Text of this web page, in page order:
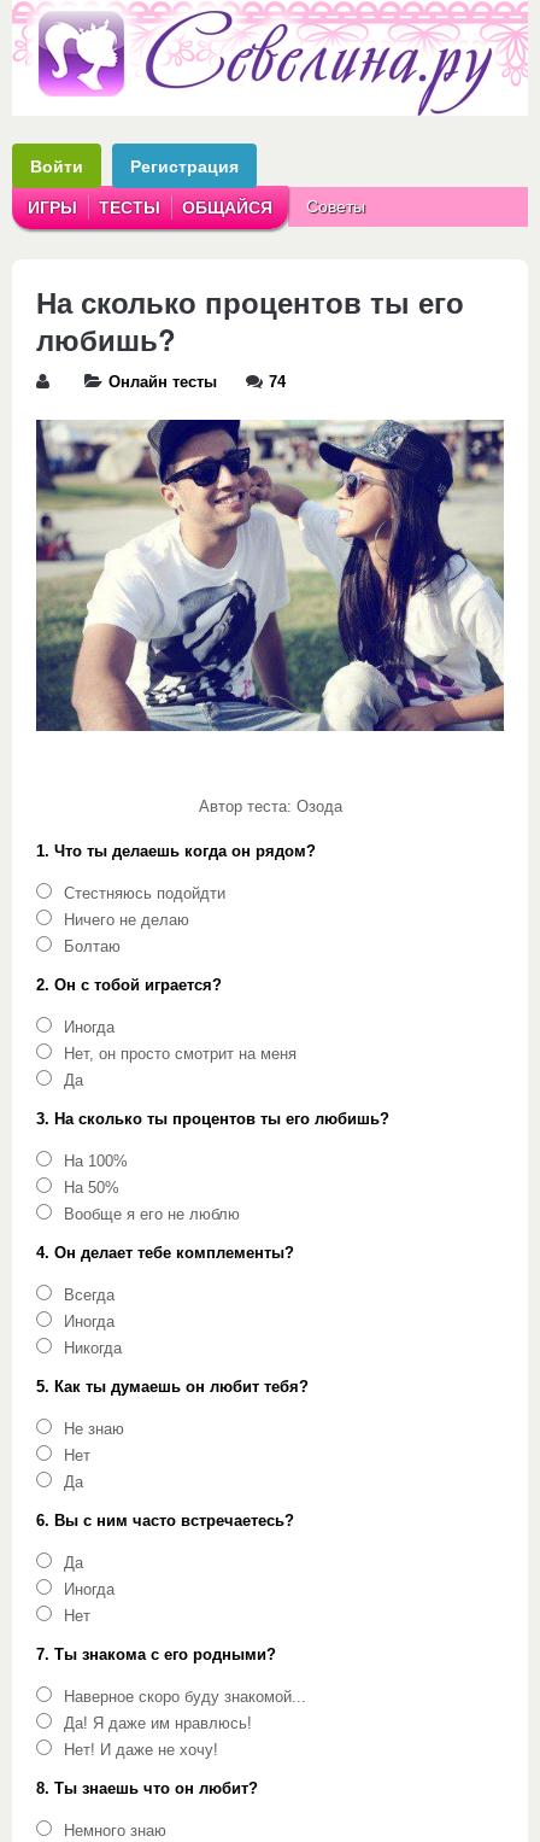
Войти Регистрация
ИГРЫ ТЕСТЫ ОБЩАЙСЯ Советы
На сколько процентов ты его
любишь?
Онлайн тесты 74
Автор теста: Озода
1. Что ты делаешь когда он рядом?
Стестняюсь подойдти
Ничего не делаю
Болтаю
2. Он с тобой играется?
Иногда
Нет, он просто смотрит на меня
Да
3. На сколько ты процентов ты его любишь?
На 100%
На 50%
Вообще я его не люблю
4. Он делает тебе комплементы?
Всегда
Иногда
Никогда
5. Как ты думаешь он любит тебя?
Не знаю
Нет
Да
6. Вы с ним часто встречаетесь?
Да
Иногда
Нет
7. Ты знакома с его родными?
Наверное скоро буду знакомой...
Да! Я даже им нравлюсь!
Нет! И даже не хочу!
8. Ты знаешь что он любит?
Немного знаю